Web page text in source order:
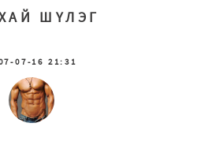
ШҮЛЭГ
07-16 21:31